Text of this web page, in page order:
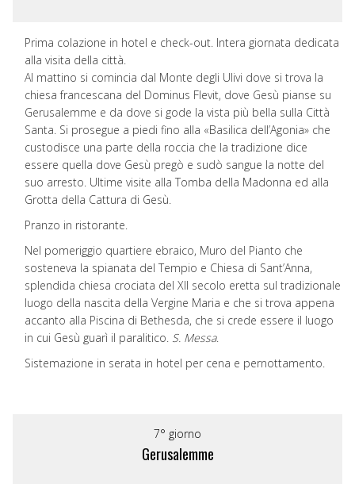
Prima colazione in hotel e check-out. Intera giornata dedicata
alla visita della città.
Al mattino si comincia dal Monte degli Ulivi dove si trova la
chiesa francescana del Dominus Flevit, dove Gesù pianse su
Gerusalemme e da dove si gode la vista più bella sulla Città
Santa. Si prosegue a piedi fino alla «Basilica dell’Agonia» che
custodisce una parte della roccia che la tradizione dice
essere quella dove Gesù pregò e sudò sangue la notte del
suo arresto. Ultime visite alla Tomba della Madonna ed alla
Grotta della Cattura di Gesù.
Pranzo in ristorante.
Nel pomeriggio quartiere ebraico, Muro del Pianto che
sosteneva la spianata del Tempio e Chiesa di Sant’Anna,
splendida chiesa crociata del XII secolo eretta sul tradizionale
luogo della nascita della Vergine Maria e che si trova appena
accanto alla Piscina di Bethesda, che si crede essere il luogo
in cui Gesù guarì il paralitico. S. Messa.
Sistemazione in serata in hotel per cena e pernottamento.
7° giorno
Gerusalemme